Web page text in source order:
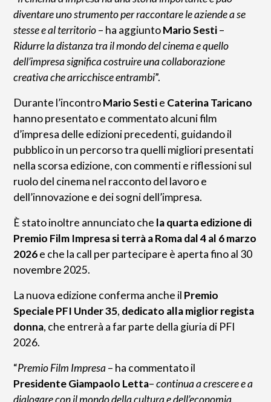
diventare uno strumento per raccontare le aziende a se
stesse e al territorio– ha aggiuntoMario Sesti–
Ridurre la distanza tra il mondo del cinema e quello
dell’impresa significa costruire una collaborazione
creativa che arricchisce entrambi”.
Durante l’incontroMario Sestie Caterina Taricano
hanno presentato e commentato alcuni film
d’impresa delle edizioni precedenti, guidando il
pubblico in un percorso tra quelli migliori presentati
nella scorsa edizione, con commenti e riflessioni sul
ruolo del cinema nel racconto del lavoro e
dell’innovazione e dei sogni dell’impresa.
È stato inoltre annunciato che la quarta edizione di
Premio Film Impresa si terrà a Roma dal 4 al 6 marzo
2026e che la call per partecipare è aperta fino al 30
novembre 2025.
La nuova edizione conferma anche il Premio
Speciale PFI Under 35, dedicato alla miglior regista
donna, che entrerà a far parte della giuria di PFI
2026.
“Premio Film Impresa– ha commentato il
PresidenteGiampaolo Letta–continua a crescere e a
dialogare con il mondo della cultura e dell’economia,